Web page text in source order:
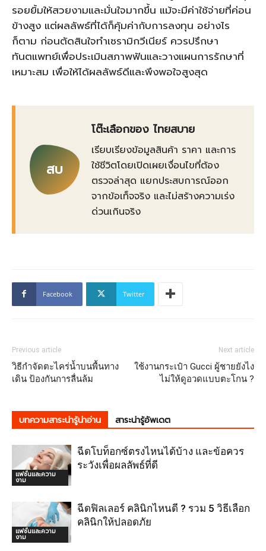
รอยยิ้มให้สวยงามและมั่นใจมากขึ้น แม้จะมีค่าใช้จ่ายที่ค่อน
ข้างสูง แต่ผลลัพธ์ที่ได้ก็คุ้มค่ากับการลงทุน อย่างไร
ก็ตาม ก่อนตัดสินใจทำเซรามิกวีเนียร์ ควรปรึกษา
ทันตแพทย์เพื่อประเมินสภาพฟันและวางแผนการรักษาที่
เหมาะสม เพื่อให้ได้ผลลัพธ์ดีและพึงพอใจสูงสุด
สบ
โต๊ะเลือกของ ไทยสบาย
เรียบเรียงข้อมูลสินค้า ราคา และการ
ใช้ชีวิตโดยเปิดเผยเงื่อนไขที่ต้อง
ตรวจล่าสุด แยกประสบการณ์ออก
จากข้อเท็จจริง และไม่สร้างความเร่ง
ด่วนเกินจริง
Facebook Twitter
Previous article
วิธีกำจัดตะไคร่น้ำบนพื้นทาง
เดิน ป้องกันการลื่นล้ม
Next article
ใช้งานกระเป๋า Gucci ผู้ชายยังไง
ไม่ให้ดูอวดแบบตะโกน ?
บทความสาระน่ารู้น่าอ่าน สาระน่ารู้อัพเดต
แฟชั่นและความ
งาม
ฉีดโบท็อกซ์ตรงไหนได้บ้าง และข้อควร
ระวังเพื่อผลลัพธ์ที่ดี
แฟชั่นและความ
งาม
ฉีดฟิลเลอร์ คลินิกไหนดี ? รวม 5 วิธีเลือก
คลินิกให้ปลอดภัย